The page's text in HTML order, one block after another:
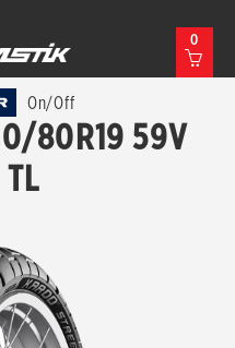
0
On/Off
80R19 59V